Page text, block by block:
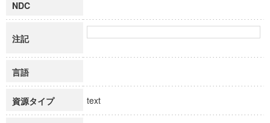
NDC
注記
言語
資源タイプ text